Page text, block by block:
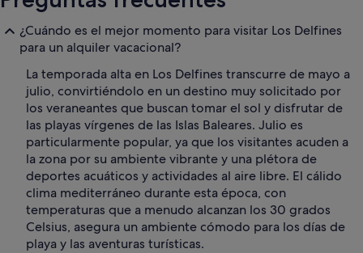
¿Cuándo es el mejor momento para visitar Los Delfines
para un alquiler vacacional?
La temporada alta en Los Delfines transcurre de mayo a
julio, convirtiéndolo en un destino muy solicitado por
los veraneantes que buscan tomar el sol y disfrutar de
las playas vírgenes de las Islas Baleares. Julio es
particularmente popular, ya que los visitantes acuden a
la zona por su ambiente vibrante y una plétora de
deportes acuáticos y actividades al aire libre. El cálido
clima mediterráneo durante esta época, con
temperaturas que a menudo alcanzan los 30 grados
Celsius, asegura un ambiente cómodo para los días de
playa y las aventuras turísticas.